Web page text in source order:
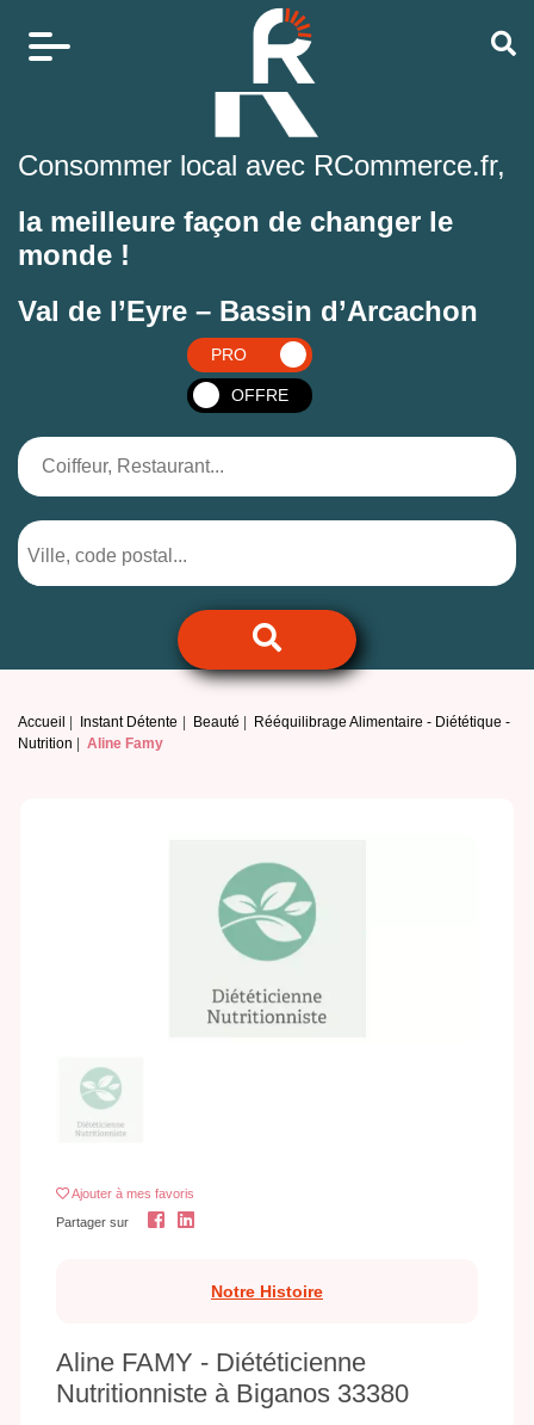
Consommer local avec RCommerce.fr,
la meilleure façon de changer le
monde !
Val de l’Eyre – Bassin d’Arcachon
PRO
OFFRE
Accueil Instant Détente Beauté
Rééquilibrage Alimentaire - Diététique -
Nutrition
Aline Famy
Ajouter à mes favoris
Partager sur
Notre Histoire
Aline FAMY - Diététicienne
Nutritionniste à Biganos 33380